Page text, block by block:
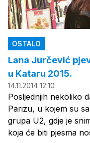
OSTALO
Lana Jurčević
u Kataru 2015.
14.11.2014 12:10
Posljednjih nekoliko
Parizu, u kojem su
grupa U2, gdje je
koja će biti pjesma